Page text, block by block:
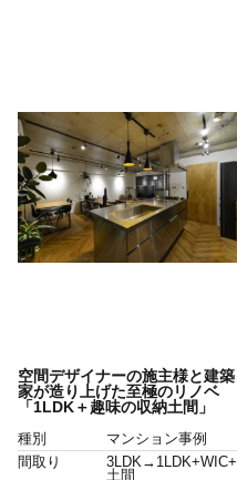
空間デザイナーの施主様と建築
家が造り上げた至極のリノベ
「1LDK＋趣味の収納土間」
種別
マンション事例
間取り
3LDK→1LDK+WIC+
土間